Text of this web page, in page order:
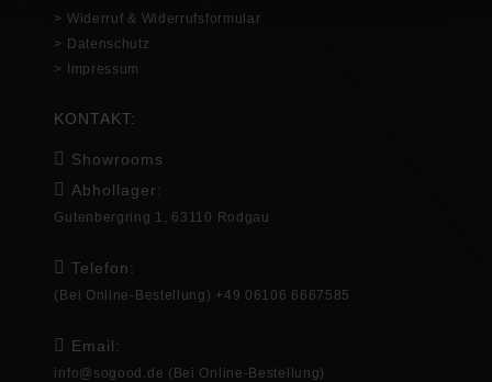
> Widerruf & Widerrufsformular
> Datenschutz
> Impressum
KONTAKT:
Showrooms
Abhollager:
Gutenbergring 1, 63110 Rodgau
Telefon:
(Bei Online-Bestellung) +49 06106 6667585
Email:
info@sogood.de (Bei Online-Bestellung)